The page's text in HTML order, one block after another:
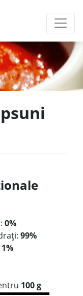
0%
99%
1%
100 g